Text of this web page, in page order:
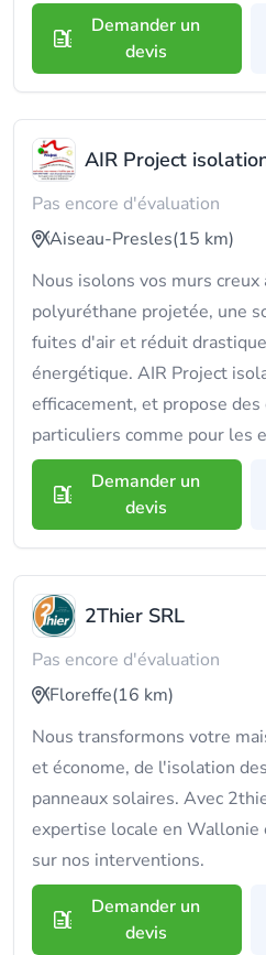
Demander un
devis
AIR Project
Pas encore d'évaluation
Aiseau-Presles(15 km)
Nous isolons vos murs creux
polyuréthane projetée, une
fuites d'air et réduit
énergétique. AIR Project
efficacement, et propose
particuliers comme pour les
Demander un
devis
2Thier SRL
Pas encore d'évaluation
Floreffe(16 km)
Nous transformons votre
et économe, de l'isolation
panneaux solaires. Avec
expertise locale en Wallonie
sur nos interventions.
Demander un
devis